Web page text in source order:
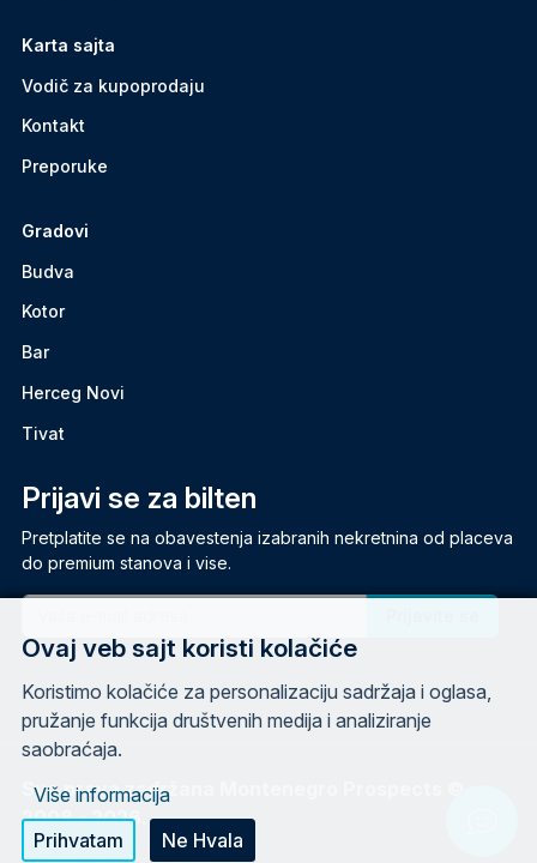
Karta sajta
Vodič za kupoprodaju
Kontakt
Preporuke
Gradovi
Budva
Kotor
Bar
Herceg Novi
Tivat
Prijavi se za bilten
Pretplatite se na obavestenja izabranih nekretnina od placeva
do premium stanova i vise.
Sva prava zadržana Montenegro Prospects ©
2008 - 2026.
Ovaj veb sajt koristi kolačiće
Koristimo kolačiće za personalizaciju sadržaja i oglasa,
pružanje funkcija društvenih medija i analiziranje
saobraćaja.
Više informacija
Prihvatam
Ne Hvala